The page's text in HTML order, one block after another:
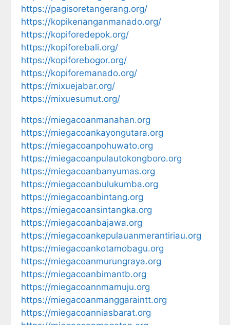
https://pagisoretangerang.org/
https://kopikenanganmanado.org/
https://kopiforedepok.org/
https://kopiforebali.org/
https://kopiforebogor.org/
https://kopiforemanado.org/
https://mixuejabar.org/
https://mixuesumut.org/
https://miegacoanmanahan.org
https://miegacoankayongutara.org
https://miegacoanpohuwato.org
https://miegacoanpulautokongboro.org
https://miegacoanbanyumas.org
https://miegacoanbulukumba.org
https://miegacoanbintang.org
https://miegacoansintangka.org
https://miegacoanbajawa.org
https://miegacoankepulauanmerantiriau.org
https://miegacoankotamobagu.org
https://miegacoanmurungraya.org
https://miegacoanbimantb.org
https://miegacoannmamuju.org
https://miegacoanmanggaraintt.org
https://miegacoanniasbarat.org